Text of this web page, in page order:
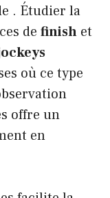
. Étudier la
de finish et
où ce type
offre un
en